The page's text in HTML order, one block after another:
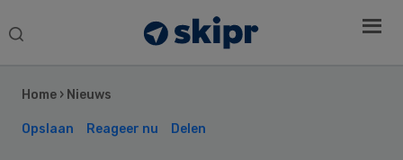
Search
Home › Nieuws
Opslaan Reageer nu Delen
Sidebar